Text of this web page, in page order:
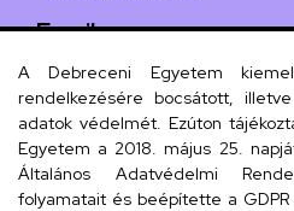
Email
arany.titkarsag@arany-
Cím
4026 Debrecen, Arany
A Debreceni Egyetem
rendelkezésére bocsátott,
adatok védelmét. Ezúton
Egyetem a 2018. május 25.
Általános Adatvédelmi
folyamatait és beépítette a